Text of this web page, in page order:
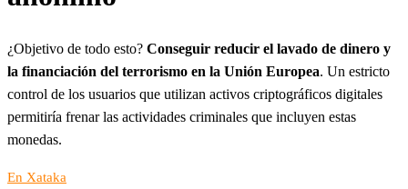
¿Objetivo de todo esto? Conseguir reducir el lavado de dinero y
la financiación del terrorismo en la Unión Europea. Un estricto
control de los usuarios que utilizan activos criptográficos digitales
permitiría frenar las actividades criminales que incluyen estas
monedas.
En Xataka